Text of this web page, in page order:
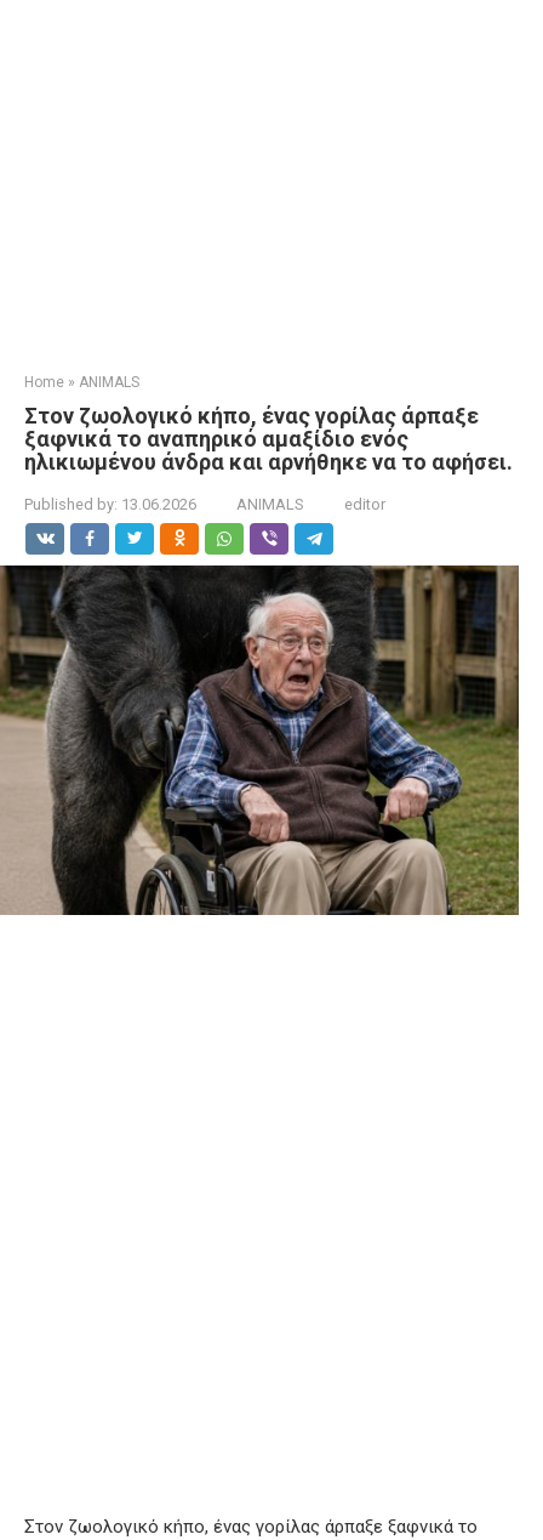
Home » ANIMALS
Στον ζωολογικό κήπο, ένας γορίλας άρπαξε
ξαφνικά το αναπηρικό αμαξίδιο ενός
ηλικιωμένου άνδρα και αρνήθηκε να το αφήσει.
Published by: 13.06.2026 ANIMALS editor
Στον ζωολογικό κήπο, ένας γορίλας άρπαξε ξαφνικά το